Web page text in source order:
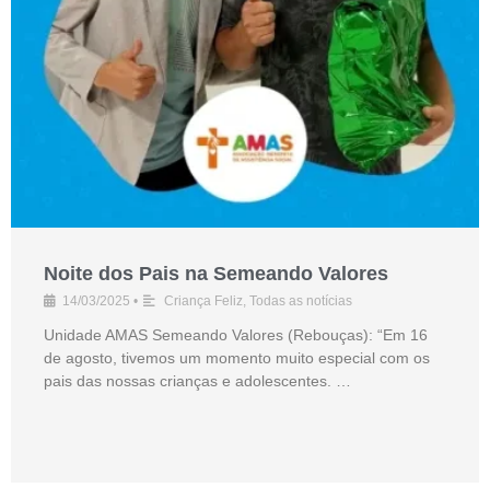
Noite dos Pais na Semeando Valores
14/03/2025 • Criança Feliz, Todas as notícias
Unidade AMAS Semeando Valores (Rebouças): “Em 16
de agosto, tivemos um momento muito especial com os
pais das nossas crianças e adolescentes. …